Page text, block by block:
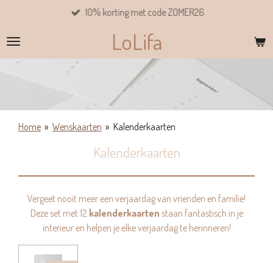
naar
de
LoLifa
10% korting met code ZOMER26
Home » Wenskaarten » Kalenderkaarten
Kalenderkaarten
Vergeet nooit meer een verjaardag van vrienden en familie!
Deze set met 12 kalenderkaarten staan fantastisch in je
interieur en helpen je elke verjaardag te herinneren!